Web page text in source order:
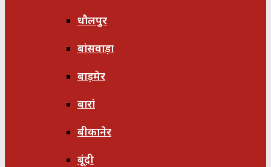
धौलपुर
बांसवाड़ा
बाड़मेर
बारां
बीकानेर
बूंदी